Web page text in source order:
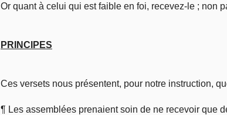
Or quant à celui qui est faible en foi, recevez-le ; non
PRINCIPES
Ces versets nous présentent, pour notre instruction,
¶ Les assemblées prenaient soin de ne recevoir que